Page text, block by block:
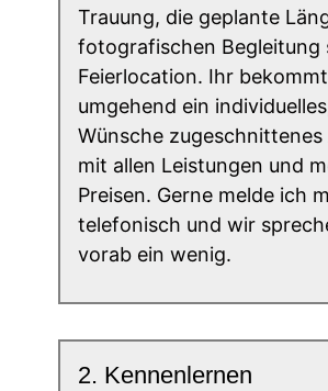
Trauung, die geplante
fotografischen Begleitung
Feierlocation. Ihr bekommt
umgehend ein
Wünsche
mit allen Leistungen und
Preisen. Gerne melde ich
telefonisch und wir
vorab ein wenig.
2. Kennenlernen